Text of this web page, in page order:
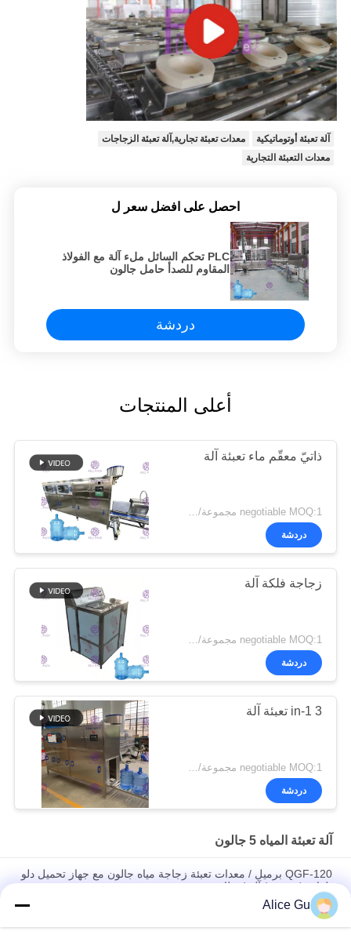
آلة تعبئة أوتوماتيكية
معدات تعبئة تجارية,آلة تعبئة الزجاجات
معدات التعبئة التجارية
احصل على افضل سعر ل
PLC تحكم السائل ملء آلة مع الفولاذ
المقاوم للصدأ حامل جالون
دردشة
أعلى المنتجات
ذاتيّ معقّم ماء تعبئة آلة
negotiable MOQ:1 مجموعة/pcs
دردشة
زجاجة فلكة آلة
negotiable MOQ:1 مجموعة/pcs
دردشة
3 in-1 تعبئة آلة
negotiable MOQ:1 مجموعة/pcs
دردشة
آلة تعبئة المياه 5 جالون
QGF-120 برميل / معدات تعبئة زجاجة مياه جالون مع جهاز تحميل دلو
تلقائي / مصنع / آلة / نظام
الضرب
Alice Gu